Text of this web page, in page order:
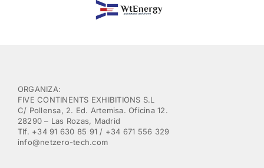
ORGANIZA:
FIVE CONTINENTS EXHIBITIONS S.L
C/ Pollensa, 2. Ed. Artemisa. Oficina 12.
28290 – Las Rozas, Madrid
Tlf. +34 91 630 85 91 / +34 671 556 329
info@netzero-tech.com